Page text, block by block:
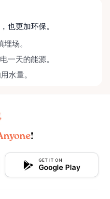
也更加环保。
场。
一天的能源。
水量。
!
GET IT ON
Google Play